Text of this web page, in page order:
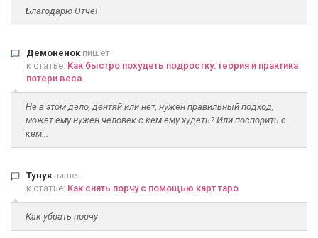
Благодарю Отче!
Демоненокпишет
к статье: Как быстро похудеть подростку: теория и практика
потери веса
Не в этом дело, дентяй или нет, нужен правильный подход,
может ему нужен человек с кем ему худеть? Или поспорить с
кем...
Тунукпишет
к статье: Как снять порчу с помощью карт таро
Как убрать порчу